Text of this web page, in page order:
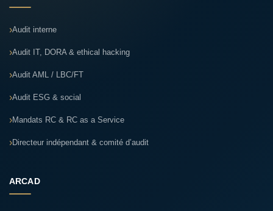
Audit interne
Audit IT, DORA & ethical hacking
Audit AML / LBC/FT
Audit ESG & social
Mandats RC & RC as a Service
Directeur indépendant & comité d’audit
ARCAD